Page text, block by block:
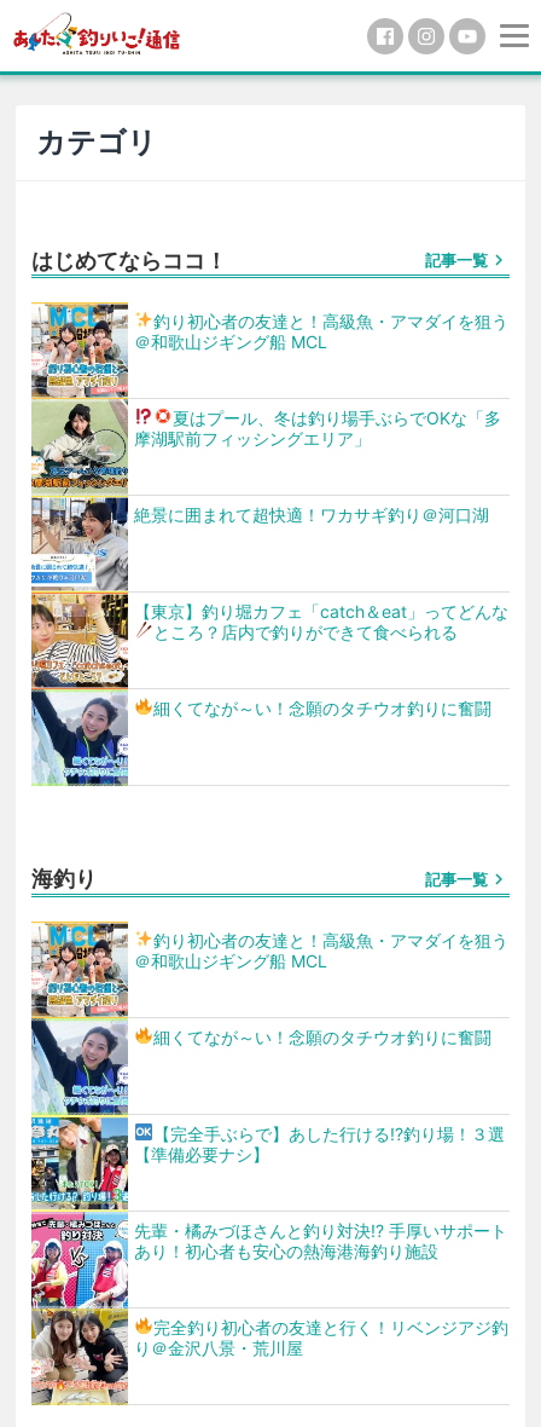
カテゴリ
はじめてならココ！ 記事一覧chevron_right
釣り初心者の友達と！高級魚・アマダイを狙う
＠和歌山ジギング船 MCL
夏はプール、冬は釣り場手ぶらでOKな「多
摩湖駅前フィッシングエリア」
絶景に囲まれて超快適！ワカサギ釣り＠河口湖
【東京】釣り堀カフェ「catch＆eat」ってどんな
ところ？店内で釣りができて食べられる
細くてなが～い！念願のタチウオ釣りに奮闘
海釣り 記事一覧chevron_right
釣り初心者の友達と！高級魚・アマダイを狙う
＠和歌山ジギング船 MCL
細くてなが～い！念願のタチウオ釣りに奮闘
【完全手ぶらで】あした行ける!?釣り場！３選
【準備必要ナシ】
先輩・橘みづほさんと釣り対決!? 手厚いサポート
あり！初心者も安心の熱海港海釣り施設
完全釣り初心者の友達と行く！リベンジアジ釣
り＠金沢八景・荒川屋